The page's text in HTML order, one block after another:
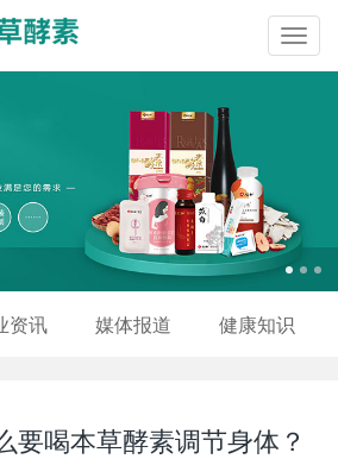
资讯 媒体报道 健康知识
要喝本草酵素调节身体？